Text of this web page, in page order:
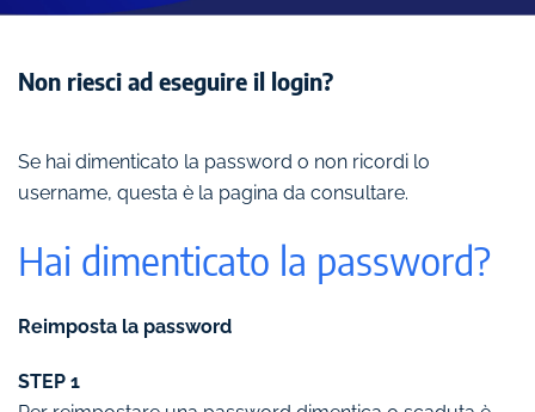
Non riesci ad eseguire il login?
Se hai dimenticato la password o non ricordi lo
username, questa è la pagina da consultare.
Hai dimenticato la password?
Reimposta la password
STEP 1